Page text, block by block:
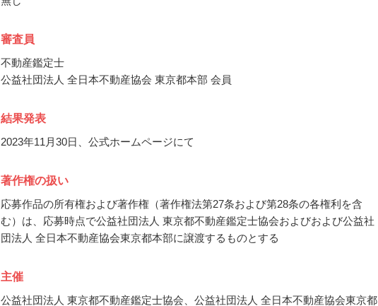
審査員
不動産鑑定士
公益社団法人 全日本不動産協会 東京都本部 会員
結果発表
2023年11月30日、公式ホームページにて
著作権の扱い
応募作品の所有権および著作権（著作権法第27条および第28条の各権利を含
む）は、応募時点で公益社団法人 東京都不動産鑑定士協会およびおよび公益社
団法人 全日本不動産協会東京都本部に譲渡するものとする
主催
公益社団法人 東京都不動産鑑定士協会、公益社団法人 全日本不動産協会東京都